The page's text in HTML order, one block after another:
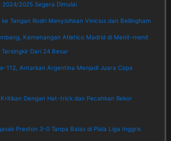
2024/2025 Segera Dimulai
Tangan Rodri Menyisihkan Vinicius dan Bellingham
Kemenangan Atletico Madrid di Menit-menit
Dari 24 Besar
112, Antarkan Argentina Menjadi Juara Copa
Dengan Hat-trick dan Pecahkan Rekor
Preston 3-0 Tanpa Balas di Piala Liga Inggris